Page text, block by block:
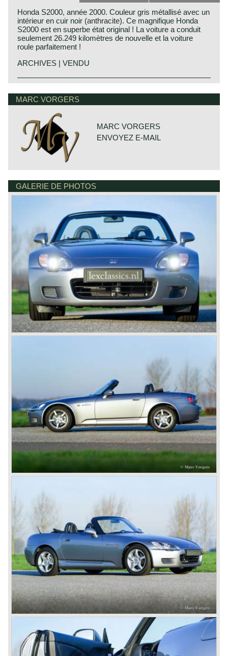
Honda S2000, année 2000. Couleur gris métallisé avec un
intérieur en cuir noir (anthracite). Ce magnifique Honda
S2000 est en superbe état original ! La voiture a conduit
seulement 26.249 kilomètres de nouvelle et la voiture
roule parfaitement !
ARCHIVES | VENDU
Technical data
4 cylinder in-line engine DOHC 16V
cylinder capacity: 1977 cc.
PGM-FI petrol injection
capacity: 247 bhp. at 8300 rpm.
torque: 218 Nm at 7500 rpm.
top-speed: 154 mph - 247 km/h.
acceleration 0-100 km/h: 6 sec.
gearbox: 6-speed, manual
brakes: vented disc brakes at front /
weight: 1260 kg.
MARC VORGERS
MARC VORGERS
ENVOYEZ E-MAIL
GALERIE DE PHOTOS